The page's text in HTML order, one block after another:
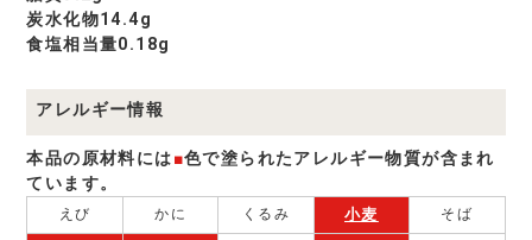
炭水化物14.4g
食塩相当量0.18g
アレルギー情報
本品の原材料には■色で塗られたアレルギー物質が含まれ
ています。
えび かに くるみ 小麦 そば